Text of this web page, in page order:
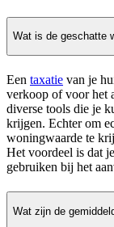
Wat is de geschatte
Een taxatie van je
verkoop of voor het
diverse tools die je
krijgen. Echter om
woningwaarde te
Het voordeel is dat
gebruiken bij het
Wat zijn de